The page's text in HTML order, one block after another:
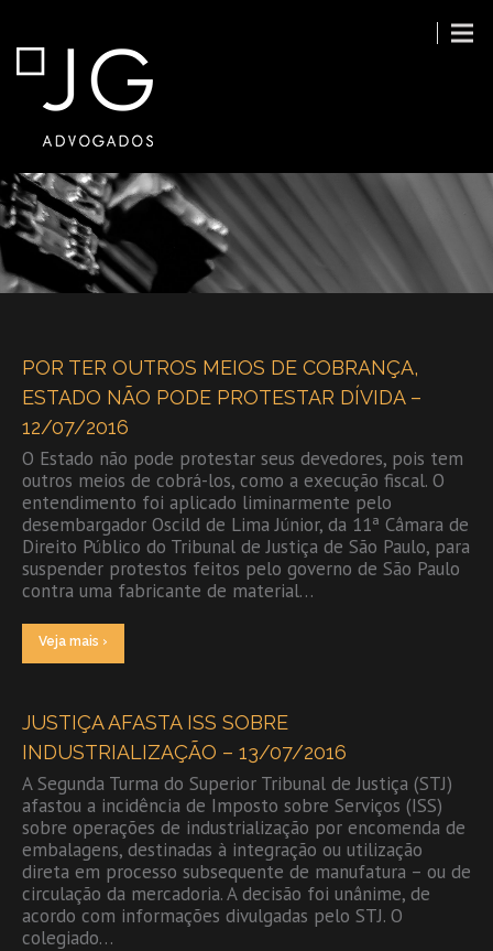
PUBLICAÇÕES
POR TER OUTROS MEIOS DE COBRANÇA,
ESTADO NÃO PODE PROTESTAR DÍVIDA –
12/07/2016
O Estado não pode protestar seus devedores, pois tem
outros meios de cobrá-los, como a execução fiscal. O
entendimento foi aplicado liminarmente pelo
desembargador Oscild de Lima Júnior, da 11ª Câmara de
Direito Público do Tribunal de Justiça de São Paulo, para
suspender protestos feitos pelo governo de São Paulo
contra uma fabricante de material…
Veja mais ›
JUSTIÇA AFASTA ISS SOBRE
INDUSTRIALIZAÇÃO – 13/07/2016
A Segunda Turma do Superior Tribunal de Justiça (STJ)
afastou a incidência de Imposto sobre Serviços (ISS)
sobre operações de industrialização por encomenda de
embalagens, destinadas à integração ou utilização
direta em processo subsequente de manufatura – ou de
circulação da mercadoria. A decisão foi unânime, de
acordo com informações divulgadas pelo STJ. O
colegiado…